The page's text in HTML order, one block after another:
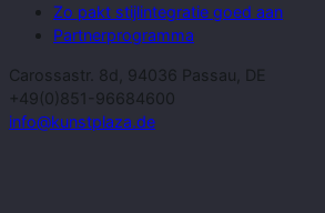
Zo pakt stijlintegratie goed aan
Partnerprogramma
Carossastr. 8d, 94036 Passau, DE
+49(0)851-96684600
info@kunstplaza.de